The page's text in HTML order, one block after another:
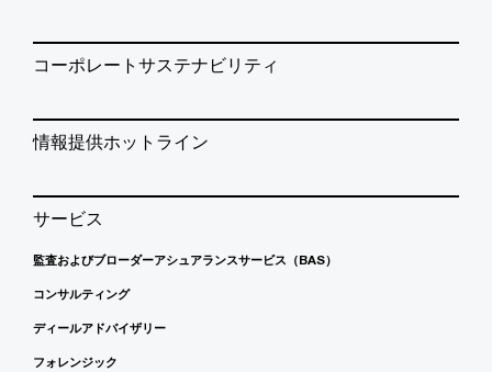
コーポレートサステナビリティ
情報提供ホットライン
サービス
監査およびブローダーアシュアランスサービス（BAS）
コンサルティング
ディールアドバイザリー
フォレンジック